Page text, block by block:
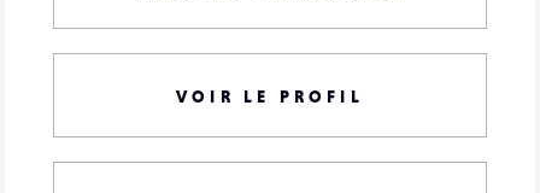
VOIR LE PROFIL